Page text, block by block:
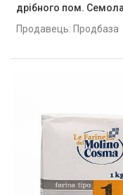
дрібного пом.
Продавець: Продбаза